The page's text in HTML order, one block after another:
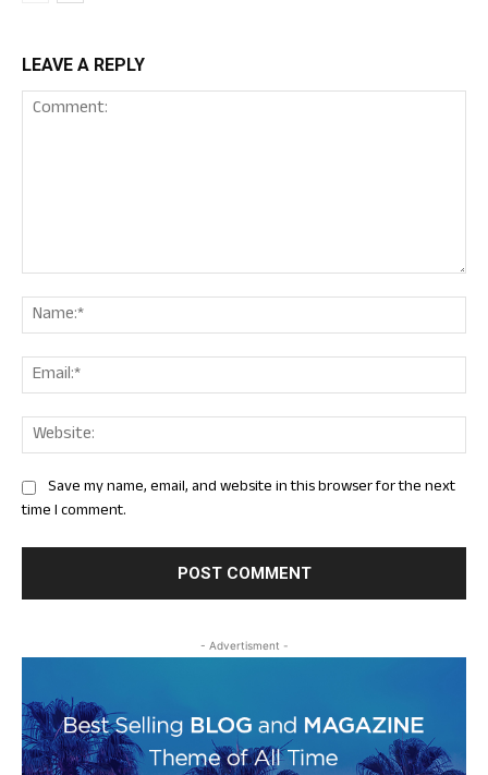
LEAVE A REPLY
Save my name, email, and website in this browser for the next
time I comment.
- Advertisment -